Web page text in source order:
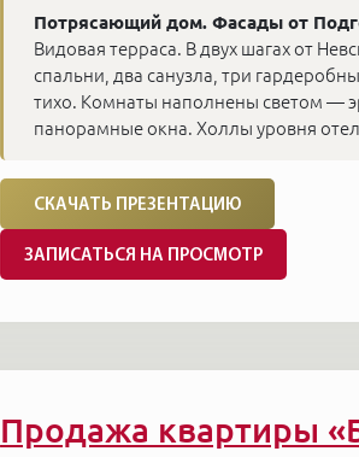
Потрясающий дом. Фасады от
Видовая терраса. В двух шагах от
спальни, два санузла, три
тихо. Комнаты наполнены светом —
панорамные окна. Холлы уровня
СКАЧАТЬ ПРЕЗЕНТАЦИЮ
ЗАПИСАТЬСЯ НА ПРОСМОТР
Продажа квартиры